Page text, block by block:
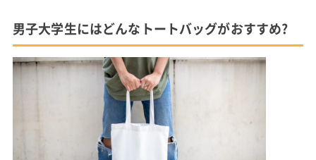
男子大学生にはどんなトートバッグがおすすめ?